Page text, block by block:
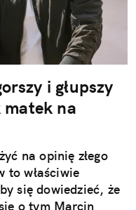
i głupszy
na
na opinię złego
to właściwie
się dowiedzieć, że
o tym Marcin